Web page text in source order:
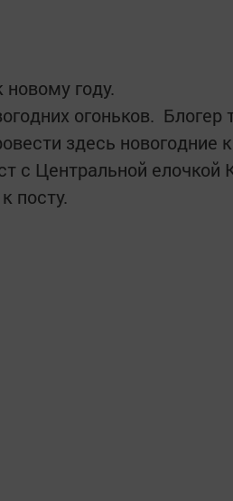
году.
огоньков.
здесь новогодние
с Центральной елочкой
посту.